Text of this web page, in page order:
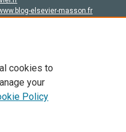
elsevier-masson.fr
Tout les droits sont réservés,
les conditions de licence
cookies to
your
Policy